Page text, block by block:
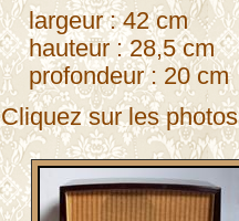
largeur : 42 cm
hauteur : 28,5 cm
profondeur : 20 cm
Cliquez sur les